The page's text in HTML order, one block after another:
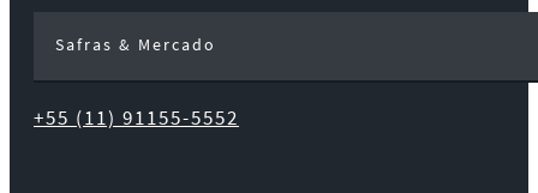
Safras & Mercado
+55 (11) 91155-5552